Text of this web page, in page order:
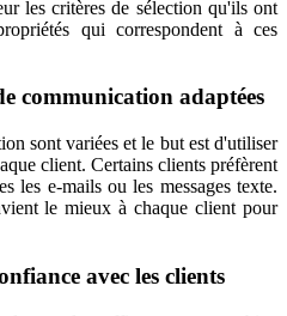
les critères de sélection qu'ils ont
qui correspondent à ces
communication adaptées
sont variées et le but est d'utiliser
client. Certains clients préfèrent
les e-mails ou les messages texte.
le mieux à chaque client pour
avec les clients